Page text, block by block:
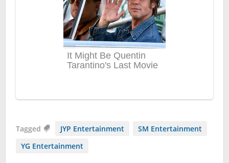
Tagged JYP Entertainment
SM Entertainment
YG Entertainment